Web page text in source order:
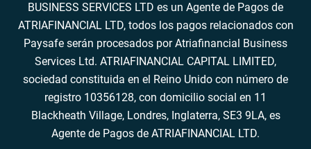
BUSINESS SERVICES LTD es un Agente de Pagos de
ATRIAFINANCIAL LTD, todos los pagos relacionados con
Paysafe serán procesados por Atriafinancial Business
Services Ltd. ATRIAFINANCIAL CAPITAL LIMITED,
sociedad constituida en el Reino Unido con número de
registro 10356128, con domicilio social en 11
Blackheath Village, Londres, Inglaterra, SE3 9LA, es
Agente de Pagos de ATRIAFINANCIAL LTD.